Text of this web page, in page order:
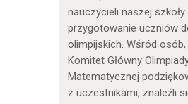
nauczycieli naszej szkoły
przygotowanie uczniów
olimpijskich. Wśród
Komitet Główny
Matematycznej
z uczestnikami, znaleźli